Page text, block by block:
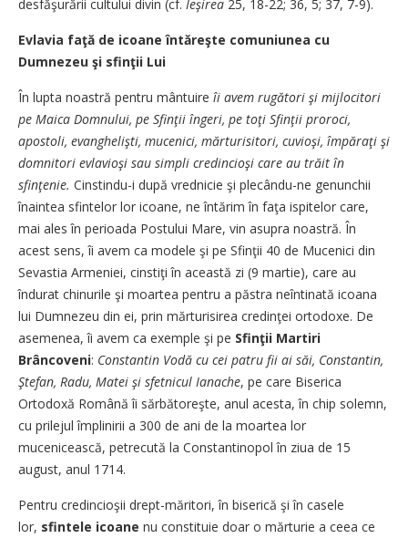
desfăşurării cul­tu­­lui divin (cf. Ieşirea 25, 18-22; 36, 5; 37, 7-9).
Evlavia faţă de icoane întăreşte comuniunea cu
Dumnezeu şi sfinţii Lui
În lupta noastră pentru mân­tuire îi avem rugători şi mij­locitori
pe Maica Domnului, pe Sfinţii îngeri, pe toţi Sfinţii pro­roci,
apostoli, evanghelişti, mu­cenici, mărturisitori, cuvioşi, împăraţi şi
domnitori e­vla­vioşi sau simpli credincioşi ca­re au trăit în
sfinţenie. Cin­stin­du-i după vrednicie şi ple­cân­du-ne genunchii
înaintea sfin­telor lor icoane, ne întărim în faţa ispitelor care,
mai ales în perioada Postului Mare, vin a­­supra noastră. În
acest sens, îi avem ca modele şi pe Sfinţii 40 de Mucenici din
Sevastia Ar­me­niei, cinstiţi în această zi (9 mar­tie), care au
îndurat chinu­ri­le şi moartea pentru a păstra ne­întinată icoana
lui Dum­nezeu din ei, prin mărturisirea cre­dinţei ortodoxe. De
asemenea, îi avem ca exemple şi pe Sfin­ţii Martiri
Brâncoveni: Con­stantin Vodă cu cei patru fii ai săi, Constantin,
Ştefan, Ra­du, Matei şi sfetnicul Ia­na­che, pe care Biserica
Ortodoxă Ro­mână îi sărbătoreşte, anul a­cesta, în chip solemn,
cu prilejul împlinirii a 300 de ani de la moar­tea lor
mucenicească, pe­tre­­cută la Constantinopol în zi­ua de 15
august, anul 1714.
Pentru credincioşii drept-mă­ritori, în biserică şi în casele
lor, sfintele icoane nu constituie doar o mărturie a ceea ce